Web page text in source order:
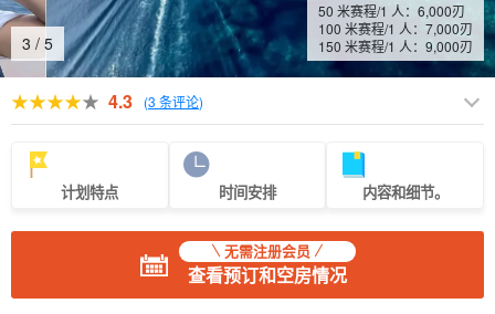
4 / 5
50 米赛程/1 人： 6,000刃
100 米赛程/1 人： 7,000刃
150 米赛程/1 人： 9,000刃
4.3 (3 条评论)
计划特点 时间安排 内容和细节。
无需注册会员
查看预订和空房情况